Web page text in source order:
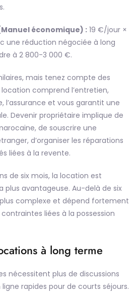
économique) : 19 €/jour ×
une réduction négociée à long
à 2 800-3 000 €.
mais tenez compte des
comprend l’entretien,
l’assurance et vous garantit une
Devenir propriétaire implique de
de souscrire une
d’organiser les réparations
liées à la revente.
de six mois, la location est
plus avantageuse. Au-delà de six
complexe et dépend fortement
liées à la possession
à long terme
nécessitent plus de discussions
rapides pour de courts séjours.